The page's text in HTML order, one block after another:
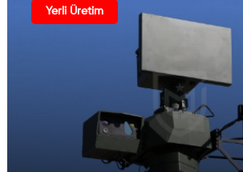
Yerli Üretim